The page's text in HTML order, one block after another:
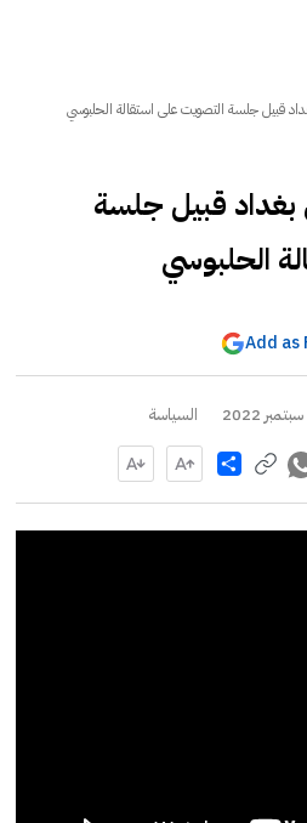
قبيل جلسة التصويت على استقالة الحلبوسي
بغداد قبيل جلسة
الحلبوسي
Add as
السياسة
Share